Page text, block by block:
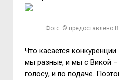
Фото: © предоставлено
Что касается
мы разные, и мы с Викой –
голосу, и по подаче.